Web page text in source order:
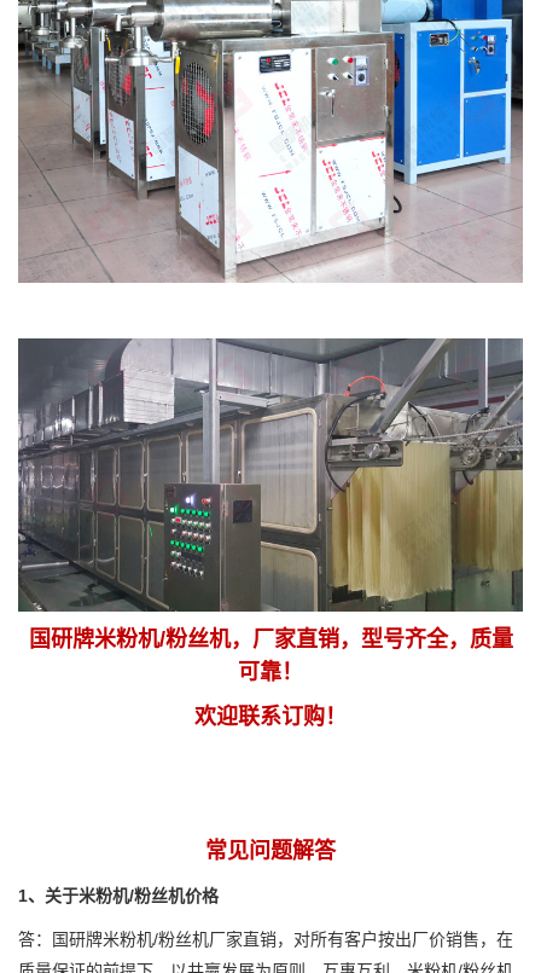
国研牌米粉机/粉丝机，厂家直销，型号齐全，质量
可靠！
欢迎联系订购！
常见问题解答
1、关于米粉机/粉丝机价格
答：国研牌米粉机/粉丝机厂家直销，对所有客户按出厂价销售，在